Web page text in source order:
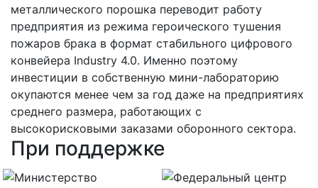
металлического порошка переводит работу
предприятия из режима героического тушения
пожаров брака в формат стабильного цифрового
конвейера Industry 4.0. Именно поэтому
инвестиции в собственную мини-лабораторию
окупаются менее чем за год даже на предприятиях
среднего размера, работающих с
высокорисковыми заказами оборонного сектора.
При поддержке